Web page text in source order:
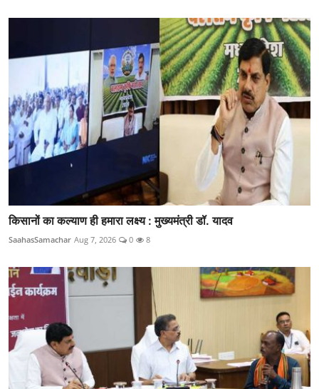
किसानों का कल्याण ही हमारा लक्ष्य : मुख्यमंत्री डॉ. यादव
SaahasSamachar Aug 7, 2026 0 8